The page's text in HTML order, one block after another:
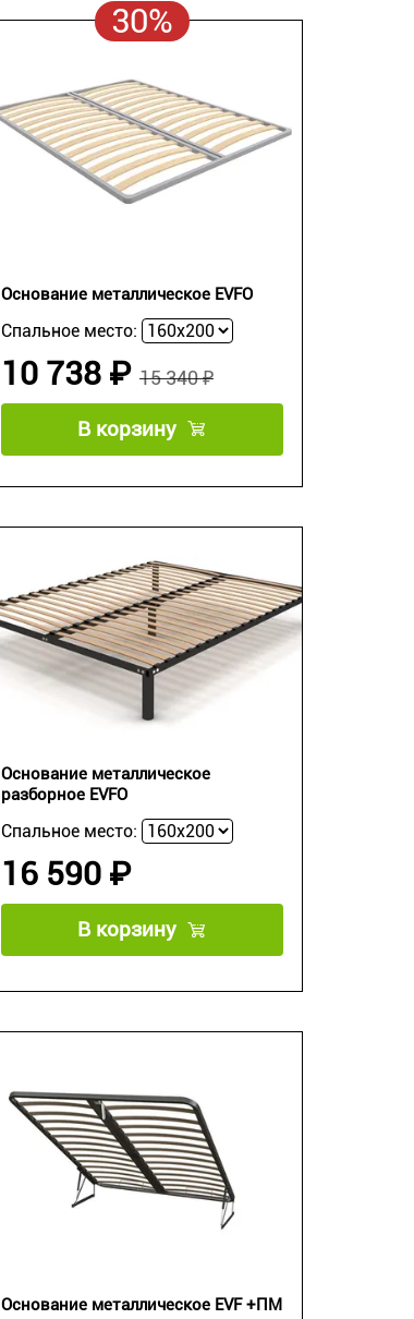
30%
Основание металлическое EVFO
Спальное место:
15 340 ₽
10 738 ₽
В корзину
Основание металлическое
разборное EVFO
Спальное место:
16 590 ₽
В корзину
Основание металлическое EVF +ПМ